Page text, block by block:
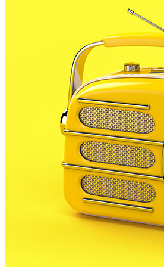
PLF es suma a la iniciativa i a
de l’ús de l’espai públic,
col·lapse de vehicles a les
d’ensenyament, Rosa Garcia.
Aquesta tarda es farà a la